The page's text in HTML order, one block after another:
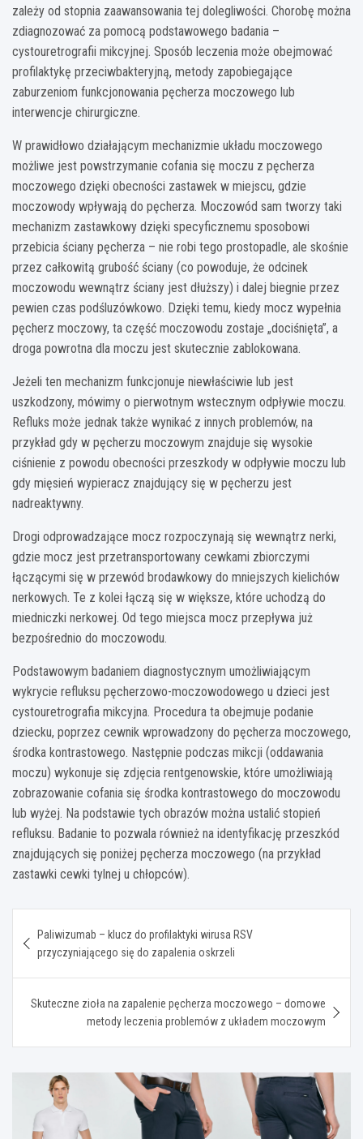
zależy od stopnia zaawansowania tej dolegliwości. Chorobę można
zdiagnozować za pomocą podstawowego badania –
cystouretrografii mikcyjnej. Sposób leczenia może obejmować
profilaktykę przeciwbakteryjną, metody zapobiegające
zaburzeniom funkcjonowania pęcherza moczowego lub
interwencje chirurgiczne.
W prawidłowo działającym mechanizmie układu moczowego
możliwe jest powstrzymanie cofania się moczu z pęcherza
moczowego dzięki obecności zastawek w miejscu, gdzie
moczowody wpływają do pęcherza. Moczowód sam tworzy taki
mechanizm zastawkowy dzięki specyficznemu sposobowi
przebicia ściany pęcherza – nie robi tego prostopadle, ale skośnie
przez całkowitą grubość ściany (co powoduje, że odcinek
moczowodu wewnątrz ściany jest dłuższy) i dalej biegnie przez
pewien czas podśluzówkowo. Dzięki temu, kiedy mocz wypełnia
pęcherz moczowy, ta część moczowodu zostaje „dociśnięta”, a
droga powrotna dla moczu jest skutecznie zablokowana.
Jeżeli ten mechanizm funkcjonuje niewłaściwie lub jest
uszkodzony, mówimy o pierwotnym wstecznym odpływie moczu.
Refluks może jednak także wynikać z innych problemów, na
przykład gdy w pęcherzu moczowym znajduje się wysokie
ciśnienie z powodu obecności przeszkody w odpływie moczu lub
gdy mięsień wypieracz znajdujący się w pęcherzu jest
nadreaktywny.
Drogi odprowadzające mocz rozpoczynają się wewnątrz nerki,
gdzie mocz jest przetransportowany cewkami zbiorczymi
łączącymi się w przewód brodawkowy do mniejszych kielichów
nerkowych. Te z kolei łączą się w większe, które uchodzą do
miedniczki nerkowej. Od tego miejsca mocz przepływa już
bezpośrednio do moczowodu.
Podstawowym badaniem diagnostycznym umożliwiającym
wykrycie refluksu pęcherzowo-moczowodowego u dzieci jest
cystouretrografia mikcyjna. Procedura ta obejmuje podanie
dziecku, poprzez cewnik wprowadzony do pęcherza moczowego,
środka kontrastowego. Następnie podczas mikcji (oddawania
moczu) wykonuje się zdjęcia rentgenowskie, które umożliwiają
zobrazowanie cofania się środka kontrastowego do moczowodu
lub wyżej. Na podstawie tych obrazów można ustalić stopień
refluksu. Badanie to pozwala również na identyfikację przeszkód
znajdujących się poniżej pęcherza moczowego (na przykład
zastawki cewki tylnej u chłopców).
wpisu
Paliwizumab – klucz do profilaktyki wirusa RSV
przyczyniającego się do zapalenia oskrzeli
Skuteczne zioła na zapalenie pęcherza moczowego – domowe
metody leczenia problemów z układem moczowym